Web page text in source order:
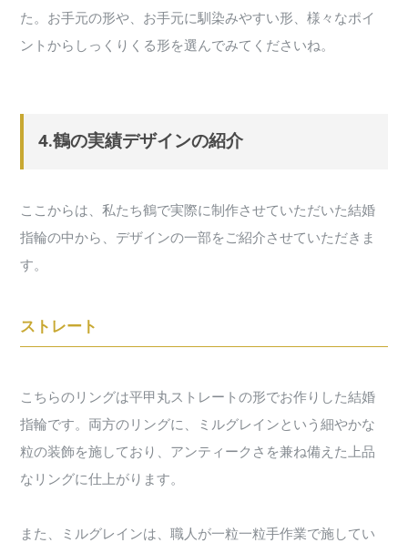
た。お手元の形や、お手元に馴染みやすい形、様々なポイ
ントからしっくりくる形を選んでみてくださいね。
4.鶴の実績デザインの紹介
ここからは、私たち鶴で実際に制作させていただいた結婚
指輪の中から、デザインの一部をご紹介させていただきま
す。
ストレート
こちらのリングは平甲丸ストレートの形でお作りした結婚
指輪です。両方のリングに、ミルグレインという細やかな
粒の装飾を施しており、アンティークさを兼ね備えた上品
なリングに仕上がります。
また、ミルグレインは、職人が一粒一粒手作業で施してい